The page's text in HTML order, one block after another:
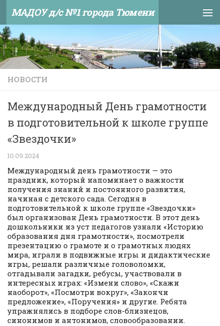
Skip to content
МАДОУ д/с №1 города Тюмени
НОВОСТИ
Международный День грамотности
в подготовительной к школе группе
«Звездочки»
10.09.2024
Международный день грамотности — это
праздник, который напоминает о важности
получения знаний и постоянного развития,
начиная с детского сада. Сегодня в
подготовительной к школе группе «Звездочки»
был организован День грамотности. В этот день
дошкольники из уст педагогов узнали «Историю
образования дня грамотности», посмотрели
презентацию о грамоте и о грамотных людях
мира, играли в подвижные игры и дидактические
игры, решали различные головоломки,
отгадывали загадки, ребусы, участвовали в
интересных играх: «Измени слово», «Скажи
наоборот», «Посмотри вокруг», «Закончи
предложение», «Поручения» и другие. Ребята
упражнялись в подборе слов-близнецов,
синонимов и антонимов, словообразовании.